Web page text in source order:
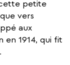
cette petite
vers
aux
en 1914, qui fit